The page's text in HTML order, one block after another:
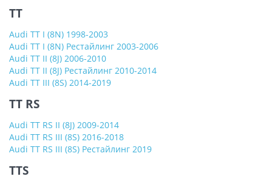
TT
Audi TT I (8N) 1998-2003
Audi TT I (8N) Рестайлинг 2003-2006
Audi TT II (8J) 2006-2010
Audi TT II (8J) Рестайлинг 2010-2014
Audi TT III (8S) 2014-2019
TT RS
Audi TT RS II (8J) 2009-2014
Audi TT RS III (8S) 2016-2018
Audi TT RS III (8S) Рестайлинг 2019
TTS